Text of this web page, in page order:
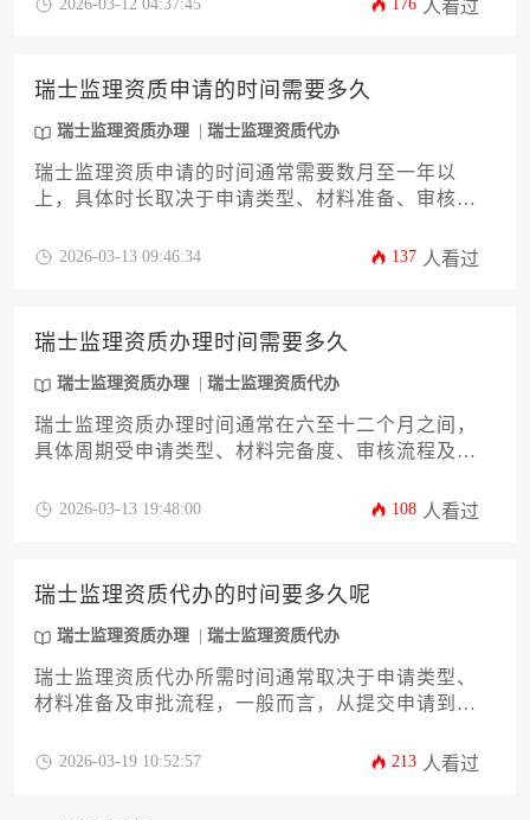
2026-03-12 04:37:45 176 人看过
瑞士监理资质申请的时间需要多久
瑞士监理资质办理 瑞士监理资质代办
瑞士监理资质申请的时间通常需要数月至一年以
上，具体时长取决于申请类型、材料准备、审核流
监理资质办理的专业人士，提前规划与充分准备至
2026-03-13 09:46:34 137 人看过
瑞士监理资质办理时间需要多久
瑞士监理资质办理 瑞士监理资质代办
瑞士监理资质办理时间通常在六至十二个月之间，
具体周期受申请类型、材料完备度、审核流程及申
开展监理业务的企业或个人而言，提前规划、充分
2026-03-13 19:48:00 108 人看过
瑞士监理资质代办的时间要多久呢
瑞士监理资质办理 瑞士监理资质代办
瑞士监理资质代办所需时间通常取决于申请类型、
材料准备及审批流程，一般而言，从提交申请到最
资格审核、文件公证、官方审查等多个环节，建议
2026-03-19 10:52:57 213 人看过